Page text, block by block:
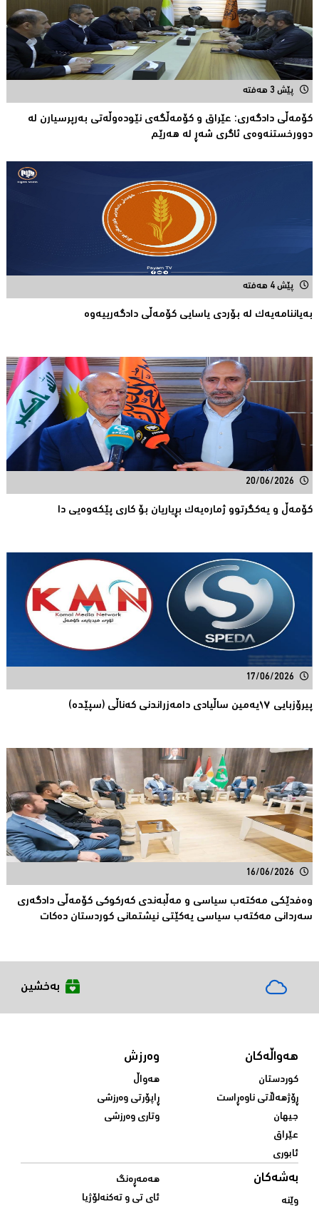
پێش 3 هەفتە
کۆمەڵى دادگەرى: عێراق و كۆمەڵگەی نێودەوڵەتی بەرپرسیارن لە
دوورخستنەوەى ئاگری شەڕ لە هەرێم
پێش 4 هەفتە
بەیاننامەیەک لە بۆردی یاسایی کۆمەڵی دادگەرییەوە
20/06/2026
كۆمەڵ و یەكگرتوو ژمارەیەك بڕیاریان بۆ كاری پێكەوەیی دا
17/06/2026
پیرۆزبایی ١٧یەمین ساڵیادی دامەزراندنی کەناڵی (سپێدە)
16/06/2026
وەفدێکی مەکتەب سیاسی و مەڵبەندی کەرکوکی کۆمەڵی دادگەری
سەردانی مەکتەب سیاسی یەکێتی نیشتمانی کوردستان دەکات
بەخشین
هەواڵەکان
کوردستان
ڕۆژهەڵاتی ناوەڕاست
جیهان
عێراق
ئابوری
وەرزش
هەواڵ
ڕاپۆرتی وەرزشی
وتاری وەرزشی
بەشەکان
وێنە
هەمەڕەنگ
ئای تی و تەکنەلۆژیا